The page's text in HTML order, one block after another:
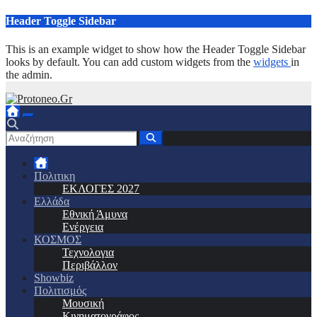
Μετάβαση
περιεχόμενο
Header Toggle Sidebar
This is an example widget to show how the Header Toggle Sidebar
looks by default. You can add custom widgets from the widgets in
the admin.
Πολιτικη
ΕΚΛΟΓΕΣ 2027
Ελλάδα
Εθνική Άμυνα
Ενέργεια
ΚΟΣΜΟΣ
Τεχνολογια
Περιβάλλον
Showbiz
Πολιτισμός
Μουσική